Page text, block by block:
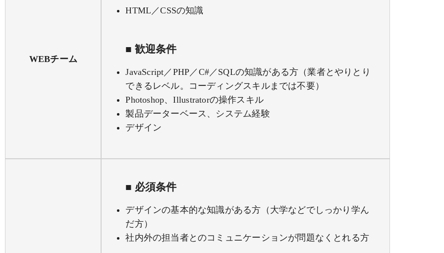
WEBチーム
HTML／CSSの知識
■ 歓迎条件
JavaScript／PHP／C#／SQLの知識がある方（業者とやりとり
できるレベル。コーディングスキルまでは不要）
Photoshop、Illustratorの操作スキル
製品データーベース、システム経験
デザイン
■ 必須条件
デザインの基本的な知識がある方（大学などでしっかり学ん
だ方）
社内外の担当者とのコミュニケーションが問題なくとれる方